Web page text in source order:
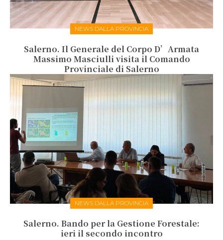
NEWS DALLA PROVINCIA
Salerno. Il Generale del Corpo D’Armata
Massimo Masciulli visita il Comando
Provinciale di Salerno
NEWS DALLA PROVINCIA
Salerno. Bando per la Gestione Forestale:
ieri il secondo incontro